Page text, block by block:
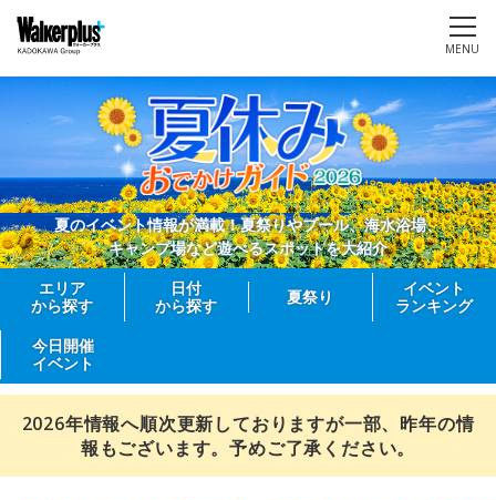
MENU
夏のイベント情報が満載！夏祭りやプール、海水浴場、
キャンプ場など遊べるスポットを大紹介
エリア
から探す
日付
から探す
夏祭り
イベント
ランキング
今日開催
イベント
2026年情報へ順次更新しておりますが一部、昨年の情
報もございます。予めご了承ください。